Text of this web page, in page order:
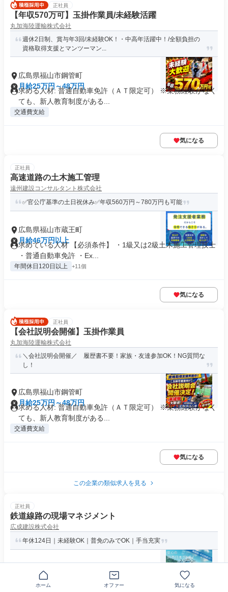
正社員
【年収570万可】玉掛作業員/未経験活躍
丸加海陸運輸株式会社
週休2日制、賞与年3回/未経験OK！・中高年活躍中！/全額負担の
資格取得支援とマンツーマン...
広島県福山市鋼管町
月給25万円～48万円
求める人材: 普通自動車免許（ＡＴ限定可） ※乗務経験がなく
ても、新人教育制度がある...
交通費支給
気になる
正社員
高速道路の土木施工管理
遠州建設コンサルタント株式会社
✅官公庁基準の土日祝休み✅年収560万円～780万円も可能
広島県福山市蔵王町
月給46万円以上
求めている人材 【必須条件】 ・1級又は2級土木施工管理技士
・普通自動車免許 ・Ex...
年間休日120日以上 +11個
気になる
正社員
【会社説明会開催】玉掛作業員
丸加海陸運輸株式会社
＼会社説明会開催／ 履歴書不要！家族・友達参加OK！NG質問な
し！
広島県福山市鋼管町
月給25万円～48万円
求める人材: 普通自動車免許（ＡＴ限定可） ※乗務経験がなく
ても、新人教育制度がある...
交通費支給
気になる
この企業の類似求人を見る
正社員
鉄道線路の現場マネジメント
広成建設株式会社
年休124日｜未経験OK｜普免のみでOK｜手当充実
月給23万8500円～31万7000円
求めている人材 【必須要件】 ◆普通自動車第一種運転免許
ホーム オファー 気になる